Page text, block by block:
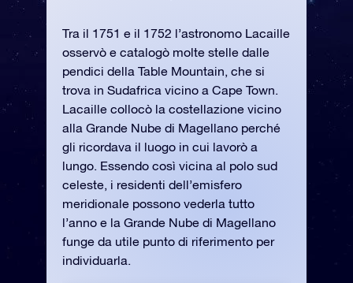
Tra il 1751 e il 1752 l’astronomo Lacaille
osservò e catalogò molte stelle dalle
pendici della Table Mountain, che si
trova in Sudafrica vicino a Cape Town.
Lacaille collocò la costellazione vicino
alla Grande Nube di Magellano perché
gli ricordava il luogo in cui lavorò a
lungo. Essendo così vicina al polo sud
celeste, i residenti dell’emisfero
meridionale possono vederla tutto
l’anno e la Grande Nube di Magellano
funge da utile punto di riferimento per
individuarla.